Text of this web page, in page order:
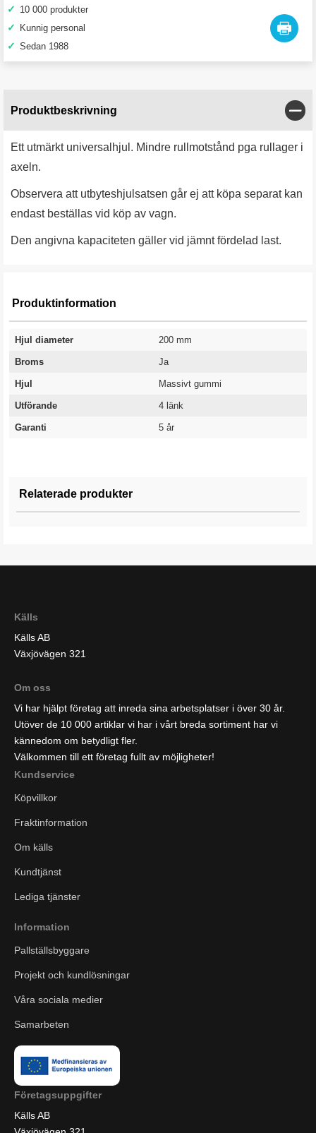
✓ 10 000 produkter
✓ Kunnig personal
✓ Sedan 1988
Produktbeskrivning
Ett utmärkt universalhjul. Mindre rullmotstånd pga rullager i
axeln.
Observera att utbyteshjulsatsen går ej att köpa separat kan
endast beställas vid köp av vagn.
Den angivna kapaciteten gäller vid jämnt fördelad last.
Produktinformation
Hjul diameter 200 mm
Broms Ja
Hjul Massivt gummi
Utförande 4 länk
Garanti 5 år
Relaterade produkter
Källs
Källs AB
Växjövägen 321
Om oss
Vi har hjälpt företag att inreda sina arbetsplatser i över 30 år.
Utöver de 10 000 artiklar vi har i vårt breda sortiment har vi
kännedom om betydligt fler.
Välkommen till ett företag fullt av möjligheter!
Kundservice
Köpvillkor
Fraktinformation
Om källs
Kundtjänst
Lediga tjänster
Information
Pallställsbyggare
Projekt och kundlösningar
Våra sociala medier
Samarbeten
Företagsuppgifter
Källs AB